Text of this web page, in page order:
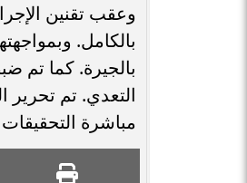
وعقب تقنين
بالكامل.
بالجيرة. كما تم
التعدي. تم تحرير
مباشرة